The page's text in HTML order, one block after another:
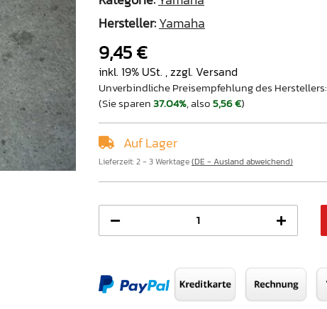
Hersteller:Yamaha
9,45 €
inkl. 19% USt. , zzgl. Versand
Unverbindliche Preisempfehlung des Herstellers:
(Sie sparen37.04%, also5,56 €)
Auf Lager
Lieferzeit:2 - 3 Werktage(DE - Ausland abweichend)